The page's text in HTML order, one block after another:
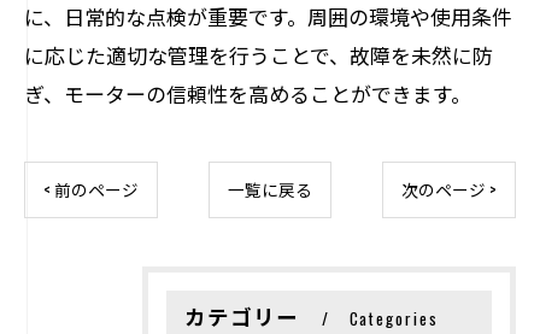
に、日常的な点検が重要です。周囲の環境や使用条件
に応じた適切な管理を行うことで、故障を未然に防
ぎ、モーターの信頼性を高めることができます。
< 前のページ 一覧に戻る 次のページ >
カテゴリー Categories